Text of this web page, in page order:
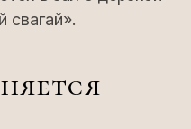
свагай».